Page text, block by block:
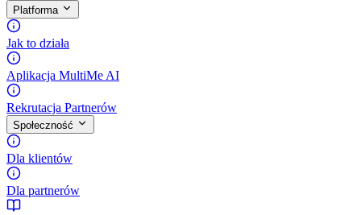
Platforma
Jak to działa
Aplikacja MultiMe AI
Rekrutacja Partnerów
Społeczność
Dla klientów
Dla partnerów